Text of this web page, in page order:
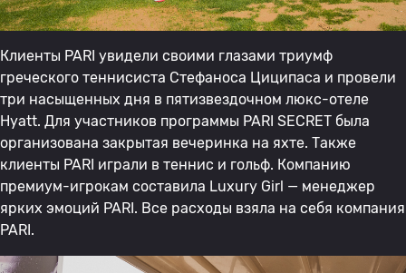
Клиенты PARI увидели своими глазами триумф
греческого теннисиста Стефаноса Циципаса и провели
три насыщенных дня в пятизвездочном люкс-отеле
Hyatt. Для участников программы PARI SECRET была
организована закрытая вечеринка на яхте. Также
клиенты PARI играли в теннис и гольф. Компанию
премиум-игрокам составила Luxury Girl — менеджер
ярких эмоций PARI. Все расходы взяла на себя компания
PARI.